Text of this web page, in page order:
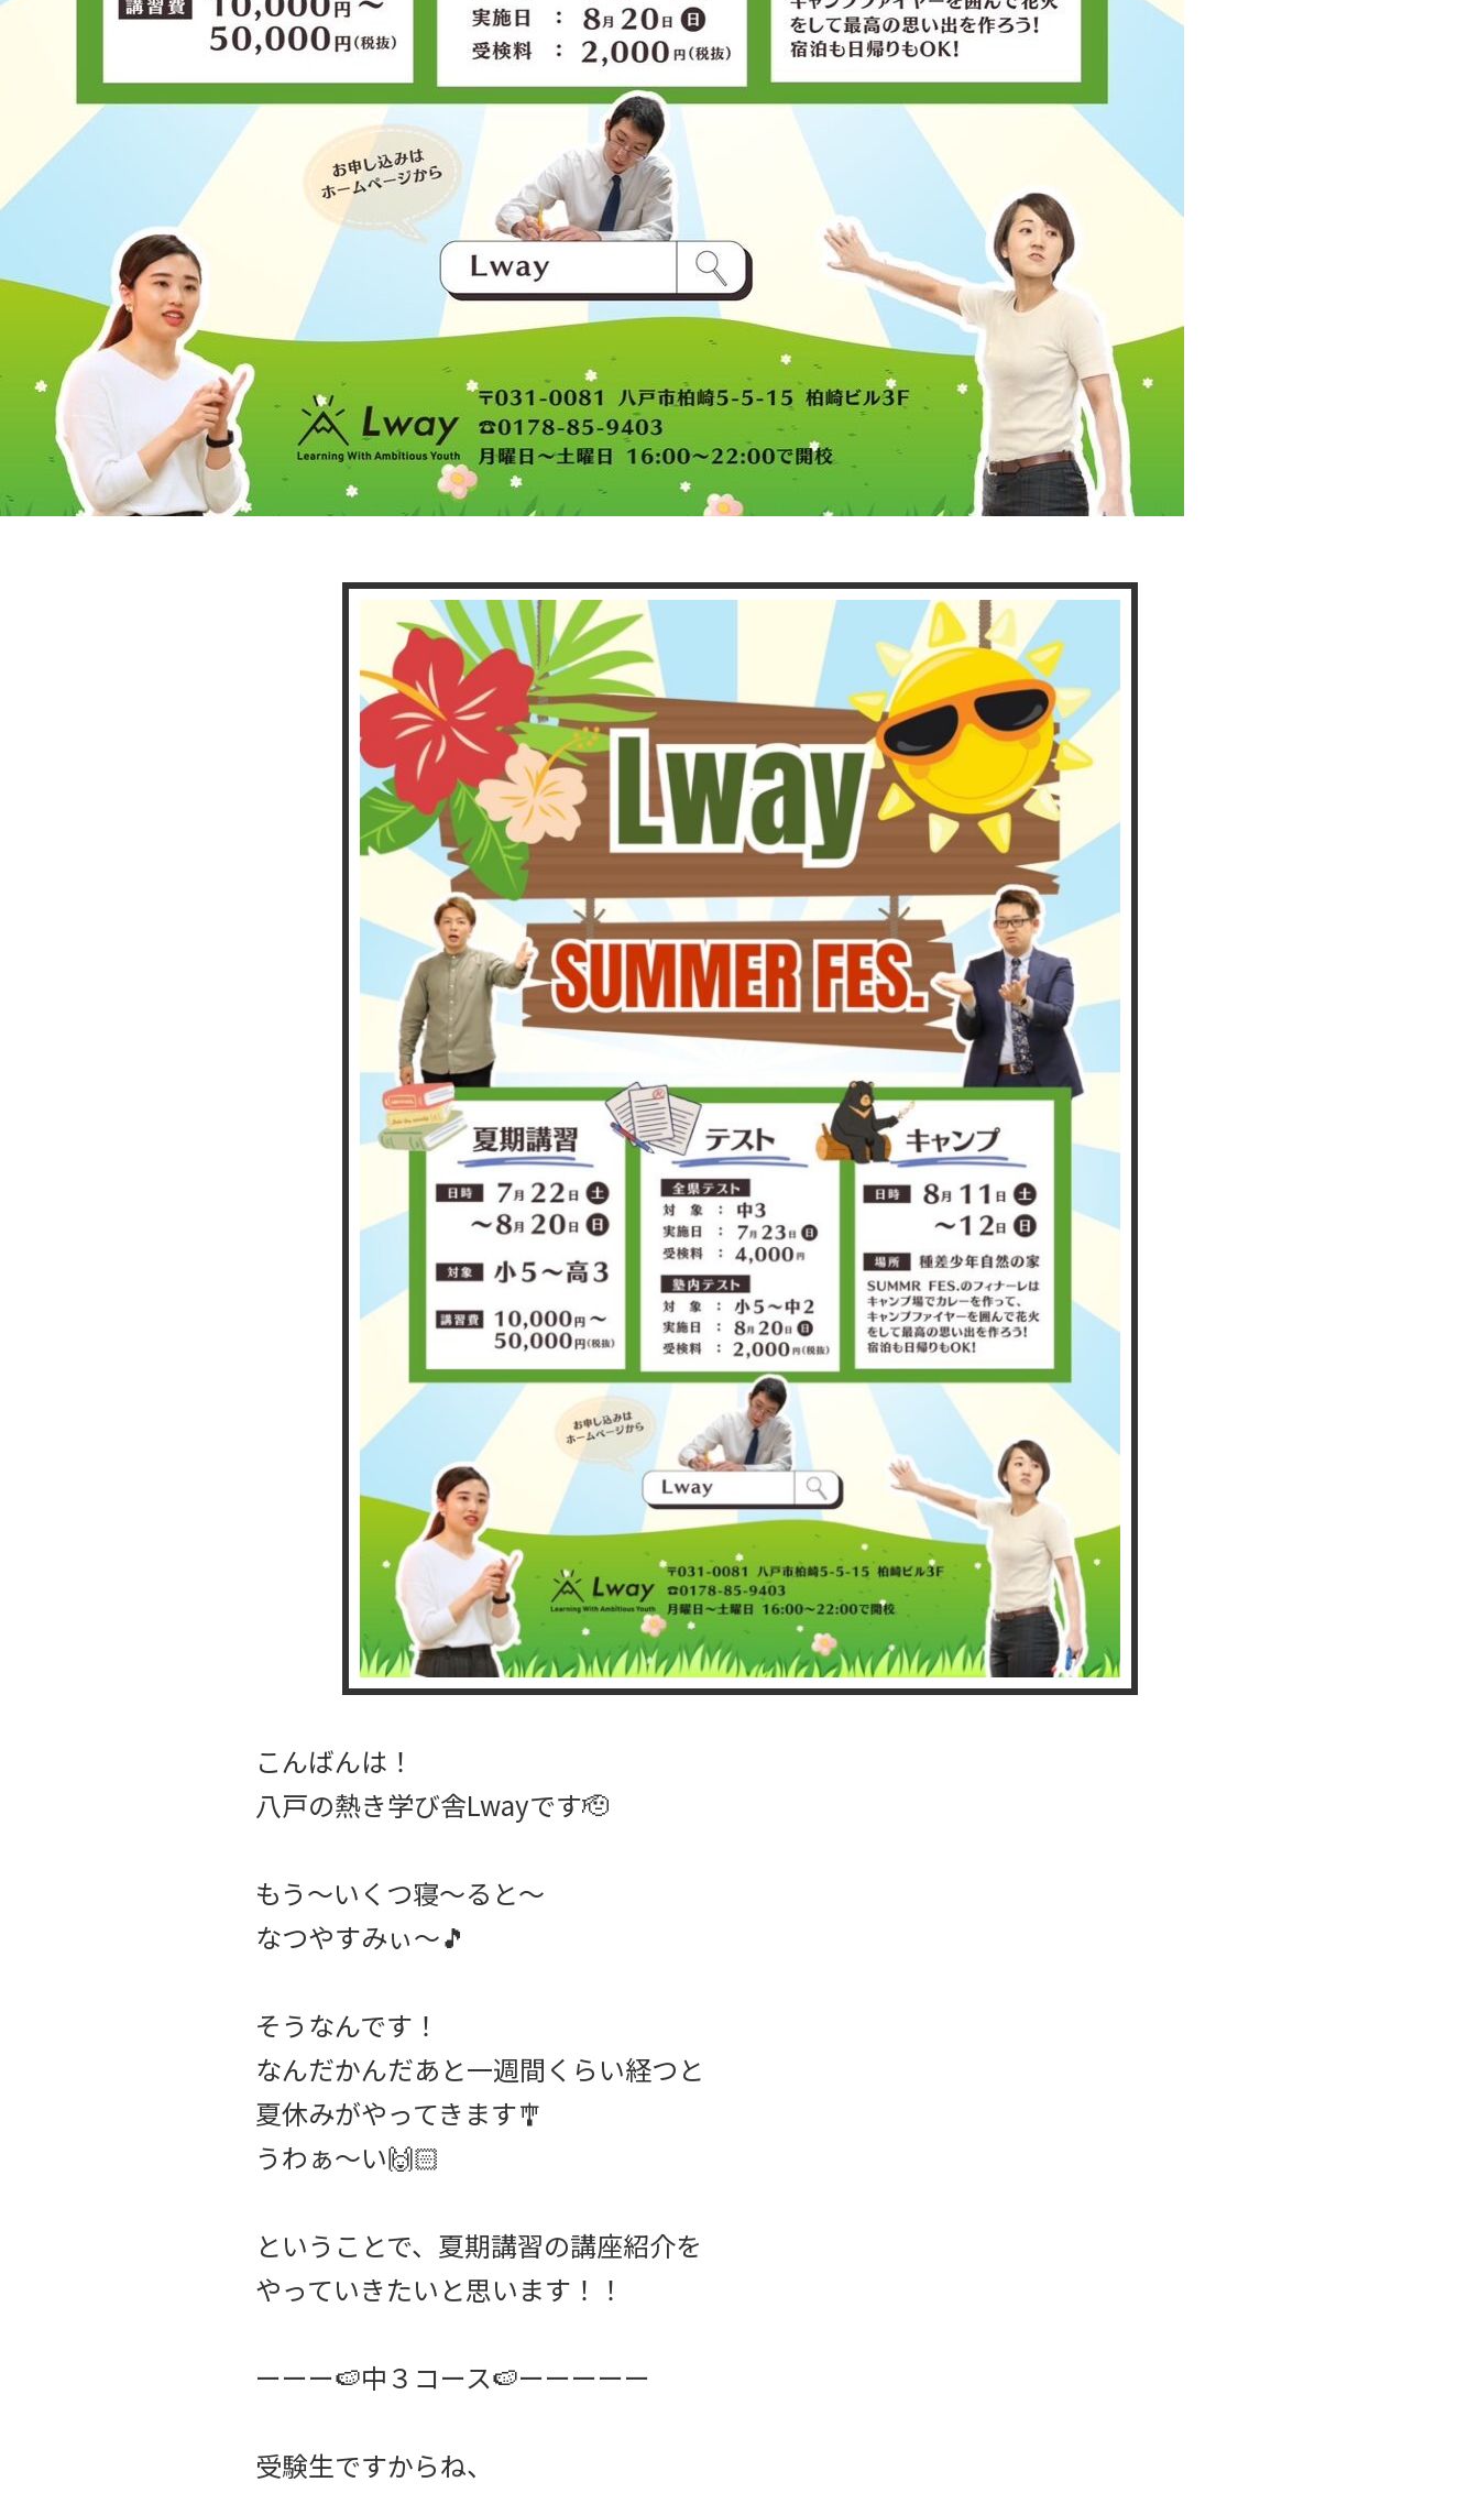
こんばんは！
八戸の熱き学び舎Lwayです🫡
もう〜いくつ寝〜ると〜
なつやすみぃ〜🎵
そうなんです！
なんだかんだあと一週間くらい経つと
夏休みがやってきます🎐
うわぁ〜い🙌🏻
ということで、夏期講習の講座紹介を
やっていきたいと思います！！
ーーー🍉中３コース🍉ーーーーー
受験生ですからね、